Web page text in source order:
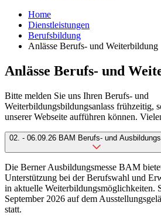
Home
Dienstleistungen
Berufsbildung
Anlässe Berufs- und Weiterbildung
Anlässe Berufs- und
Bitte melden Sie uns Ihren Berufs- und
Weiterbildungsbildungsanlass frühzeitig,
unserer Webseite aufführen können.
02. - 06.09.26 BAM Berufs- und
Die Berner Ausbildungsmesse BAM
Unterstützung bei der Berufswahl und
in aktuelle Weiterbildungsmöglichkeiten.
September 2026 auf dem
statt.